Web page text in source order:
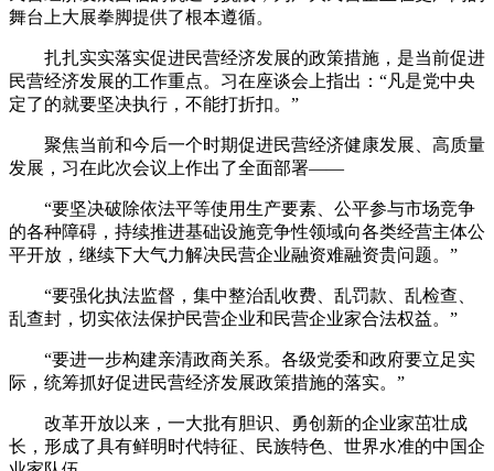
舞台上大展拳脚提供了根本遵循。
扎扎实实落实促进民营经济发展的政策措施，是当前促进
民营经济发展的工作重点。习在座谈会上指出：“凡是党中央
定了的就要坚决执行，不能打折扣。”
聚焦当前和今后一个时期促进民营经济健康发展、高质量
发展，习在此次会议上作出了全面部署——
“要坚决破除依法平等使用生产要素、公平参与市场竞争
的各种障碍，持续推进基础设施竞争性领域向各类经营主体公
平开放，继续下大气力解决民营企业融资难融资贵问题。”
“要强化执法监督，集中整治乱收费、乱罚款、乱检查、
乱查封，切实依法保护民营企业和民营企业家合法权益。”
“要进一步构建亲清政商关系。各级党委和政府要立足实
际，统筹抓好促进民营经济发展政策措施的落实。”
改革开放以来，一大批有胆识、勇创新的企业家茁壮成
长，形成了具有鲜明时代特征、民族特色、世界水准的中国企